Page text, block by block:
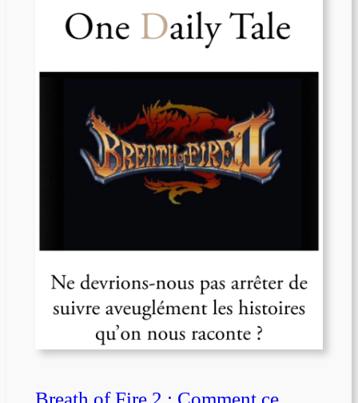
Breath of Fire 2 : Comment ce